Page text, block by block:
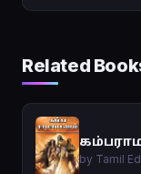
Related
by Tamil